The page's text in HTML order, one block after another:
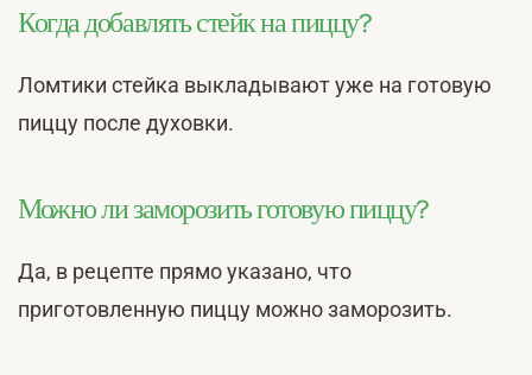
Когда добавлять стейк на пиццу?
Ломтики стейка выкладывают уже на готовую
пиццу после духовки.
Можно ли заморозить готовую пиццу?
Да, в рецепте прямо указано, что
приготовленную пиццу можно заморозить.